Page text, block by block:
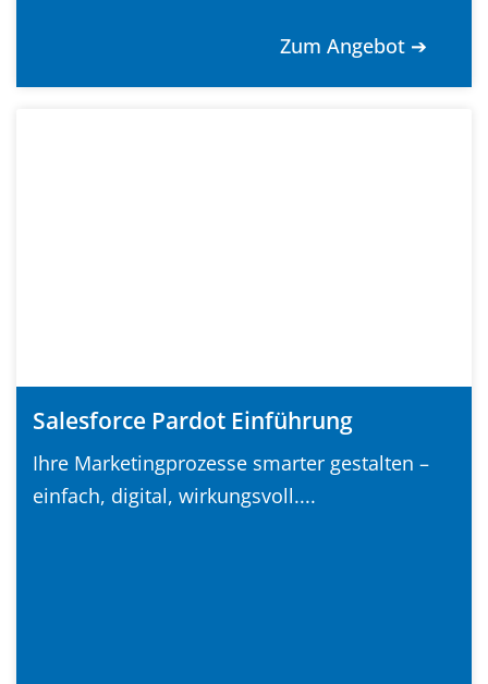
Zum Angebot ➔
Salesforce Pardot Einführung
Ihre Marketingprozesse smarter gestalten –
einfach, digital, wirkungsvoll....